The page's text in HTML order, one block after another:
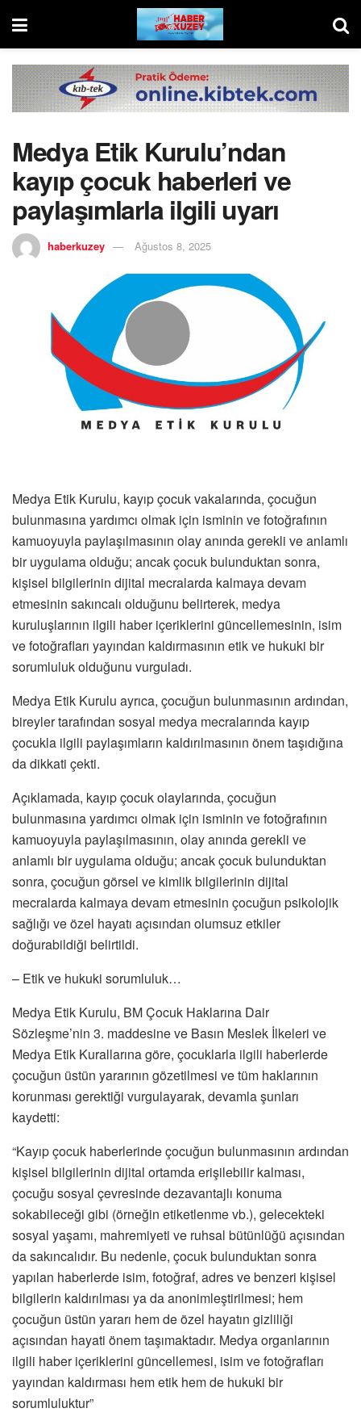
Medya Etik Kurulu’ndan
kayıp çocuk haberleri ve
paylaşımlarla ilgili uyarı
haberkuzey Ağustos 8, 2025
Medya Etik Kurulu, kayıp çocuk vakalarında, çocuğun
bulunmasına yardımcı olmak için isminin ve fotoğrafının
kamuoyuyla paylaşılmasının olay anında gerekli ve anlamlı
bir uygulama olduğu; ancak çocuk bulunduktan sonra,
kişisel bilgilerinin dijital mecralarda kalmaya devam
etmesinin sakıncalı olduğunu belirterek, medya
kuruluşlarının ilgili haber içeriklerini güncellemesinin, isim
ve fotoğrafları yayından kaldırmasının etik ve hukuki bir
sorumluluk olduğunu vurguladı.
Medya Etik Kurulu ayrıca, çocuğun bulunmasının ardından,
bireyler tarafından sosyal medya mecralarında kayıp
çocukla ilgili paylaşımların kaldırılmasının önem taşıdığına
da dikkati çekti.
Açıklamada, kayıp çocuk olaylarında, çocuğun
bulunmasına yardımcı olmak için isminin ve fotoğrafının
kamuoyuyla paylaşılmasının, olay anında gerekli ve
anlamlı bir uygulama olduğu; ancak çocuk bulunduktan
sonra, çocuğun görsel ve kimlik bilgilerinin dijital
mecralarda kalmaya devam etmesinin çocuğun psikolojik
sağlığı ve özel hayatı açısından olumsuz etkiler
doğurabildiği belirtildi.
– Etik ve hukuki sorumluluk…
Medya Etik Kurulu, BM Çocuk Haklarına Dair
Sözleşme’nin 3. maddesine ve Basın Meslek İlkeleri ve
Medya Etik Kurallarına göre, çocuklarla ilgili haberlerde
çocuğun üstün yararının gözetilmesi ve tüm haklarının
korunması gerektiği vurgulayarak, devamla şunları
kaydetti:
“Kayıp çocuk haberlerinde çocuğun bulunmasının ardından
kişisel bilgilerinin dijital ortamda erişilebilir kalması,
çocuğu sosyal çevresinde dezavantajlı konuma
sokabileceği gibi (örneğin etiketlenme vb.), gelecekteki
sosyal yaşamı, mahremiyeti ve ruhsal bütünlüğü açısından
da sakıncalıdır. Bu nedenle, çocuk bulunduktan sonra
yapılan haberlerde isim, fotoğraf, adres ve benzeri kişisel
bilgilerin kaldırılması ya da anonimleştirilmesi; hem
çocuğun üstün yararı hem de özel hayatın gizliliği
açısından hayati önem taşımaktadır. Medya organlarının
ilgili haber içeriklerini güncellemesi, isim ve fotoğrafları
yayından kaldırması hem etik hem de hukuki bir
sorumluluktur”